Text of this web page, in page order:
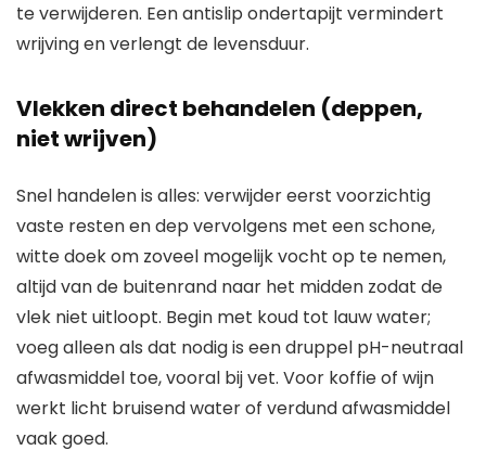
te verwijderen. Een antislip ondertapijt vermindert
wrijving en verlengt de levensduur.
Vlekken direct behandelen (deppen,
niet wrijven)
Snel handelen is alles: verwijder eerst voorzichtig
vaste resten en dep vervolgens met een schone,
witte doek om zoveel mogelijk vocht op te nemen,
altijd van de buitenrand naar het midden zodat de
vlek niet uitloopt. Begin met koud tot lauw water;
voeg alleen als dat nodig is een druppel pH-neutraal
afwasmiddel toe, vooral bij vet. Voor koffie of wijn
werkt licht bruisend water of verdund afwasmiddel
vaak goed.